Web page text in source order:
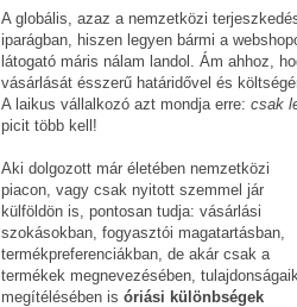
A globális, azaz a nemzetközi
iparágban, hiszen legyen bármi a
látogató máris nálam landol. Ám ahhoz,
vásárlását ésszerű határidővel és
A laikus vállalkozó azt mondja erre: csak
picit több kell!
Aki dolgozott már életében nemzetközi
piacon, vagy csak nyitott szemmel jár
külföldön is, pontosan tudja: vásárlási
szokásokban, fogyasztói magatartásban,
termékpreferenciákban, de akár csak a
termékek megnevezésében, tulajdonságaik
megítélésében is óriási különbségek